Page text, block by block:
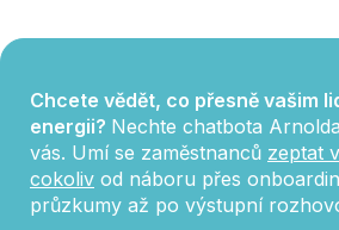
Chcete vědět, co přesně vašim
energii? Nechte chatbota
vás. Umí se zaměstnanců zeptat
cokoliv od náboru přes
průzkumy až po výstupní